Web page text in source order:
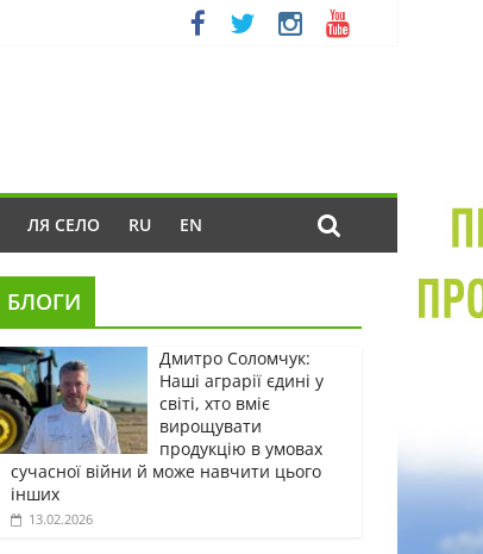
ЛЯ СЕЛО RU EN
БЛОГИ
Дмитро Соломчук:
Наші аграрії єдині у
світі, хто вміє
вирощувати
продукцію в умовах
сучасної війни й може навчити цього
інших
13.02.2026